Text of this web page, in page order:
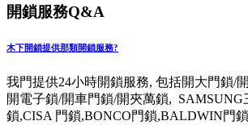
開鎖服務Q&A
木下開鎖提供那類開鎖服務?
我門提供24小時開鎖服務, 包括開大門鎖/
開電子鎖/開車門鎖/開夾萬鎖, SAMSUNG
鎖,CISA 門鎖,BONCO門鎖,BALDWIN門